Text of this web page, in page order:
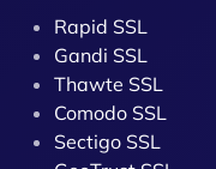
Rapid SSL
Gandi SSL
Thawte SSL
Comodo SSL
Sectigo SSL